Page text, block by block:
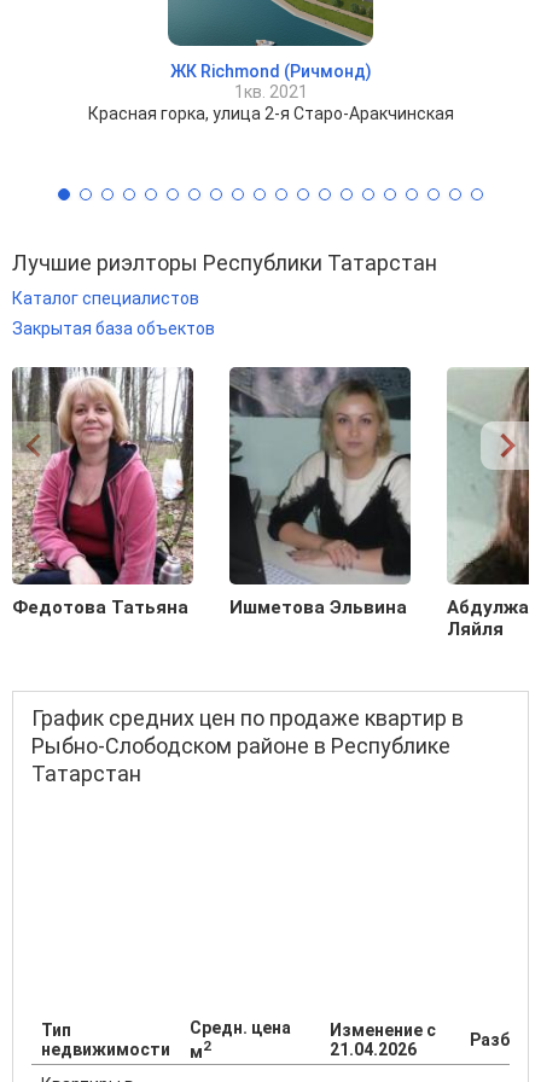
ЖК Richmond (Ричмонд)
1кв. 2021
Красная горка, улица 2-я Старо-Аракчинская
Лучшие риэлторы Республики Татарстан
Каталог специалистов
Закрытая база объектов
Федотова Татьяна Ишметова Эльвина
Ляйля
График средних цен по продаже квартир в
Рыбно-Слободском районе в Республике
Татарстан
Тип
недвижимости
Средн. цена
м2
Изменение с
21.04.2026